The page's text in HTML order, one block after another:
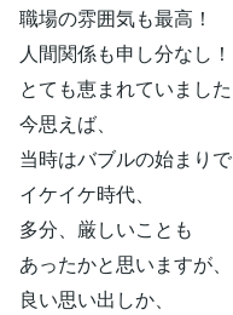
職場の雰囲気も最高！
人間関係も申し分なし！
とても恵まれていました
今思えば、
当時はバブルの始まりで
イケイケ時代、
多分、厳しいことも
あったかと思いますが、
良い思い出しか、